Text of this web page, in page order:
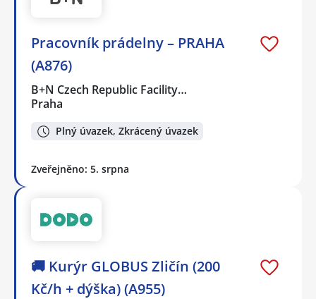
Pracovník prádelny – PRAHA
(A876)
B+N Czech Republic Facility…
Praha
Plný úvazek, Zkrácený úvazek
Zveřejněno: 5. srpna
🚚 Kurýr GLOBUS Zličín (200
Kč/h + dýška) (A955)